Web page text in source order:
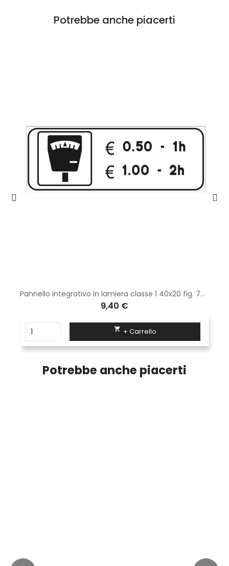
Potrebbe anche piacerti
Pannello integrativo in lamiera classe 1 40x20 fig. 77/g " parcheggio dotato di parchimetro "
9,40 €
 + Carrello
Potrebbe anche piacerti